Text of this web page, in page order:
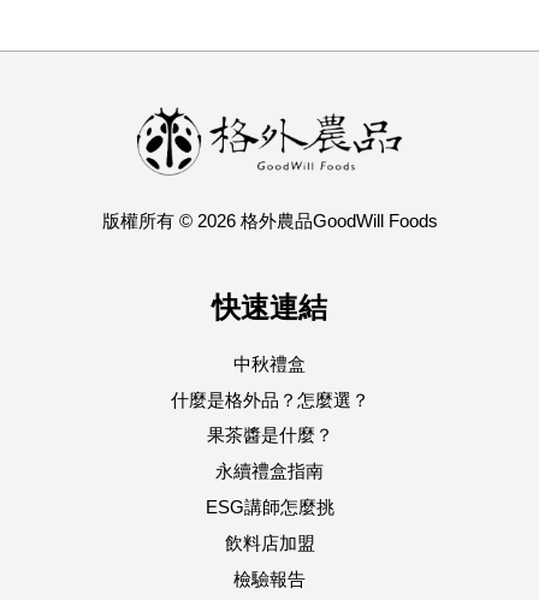
版權所有 © 2026 格外農品GoodWill Foods
快速連結
中秋禮盒
什麼是格外品？怎麼選？
果茶醬是什麼？
永續禮盒指南
ESG講師怎麼挑
飲料店加盟
檢驗報告